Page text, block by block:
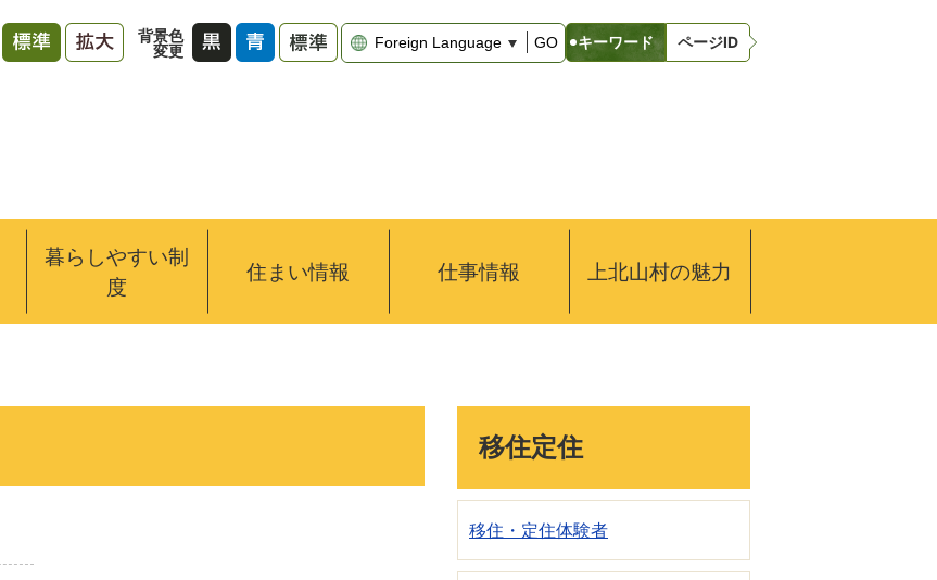
背景色
変更
GO キーワード ページID
キ
暮らしやすい制
度
住まい情報 仕事情報 上北山村の魅力
移住定住
移住・定住体験者